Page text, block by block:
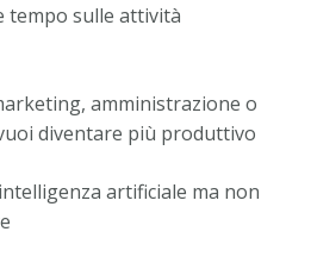
tempo sulle attività
amministrazione o
diventare più produttivo
artificiale ma non